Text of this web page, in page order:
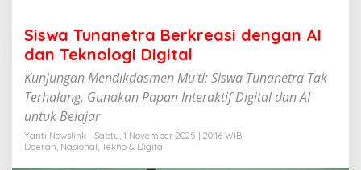
A
I
d
a
n
T
k
n
Siswa Tunanetra Berkreasi dengan AI
dan Teknologi Digital
Kunjungan Mendikdasmen Mu'ti: Siswa Tunanetra Tak
Terhalang, Gunakan Papan Interaktif Digital dan AI
untuk Belajar
Yanti Newslink
Sabtu, 1 November 2025 | 20:16 WIB
Daerah, Nasional, Tekno & Digital